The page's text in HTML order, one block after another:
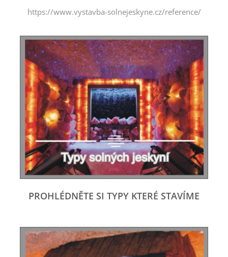
https://www.vystavba-solnejeskyne.cz/reference/
PROHLÉDNĚTE SI TYPY KTERÉ STAVÍME